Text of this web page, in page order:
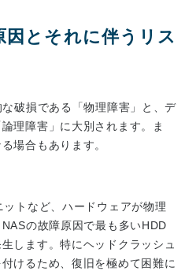
とそれに伴うリス
破損である「物理障害」と、デ
理障害」に大別されます。ま
場合もあります。
トなど、ハードウェアが物理
の故障原因で最も多いHDD
します。特にヘッドクラッシュ
けるため、復旧を極めて困難に